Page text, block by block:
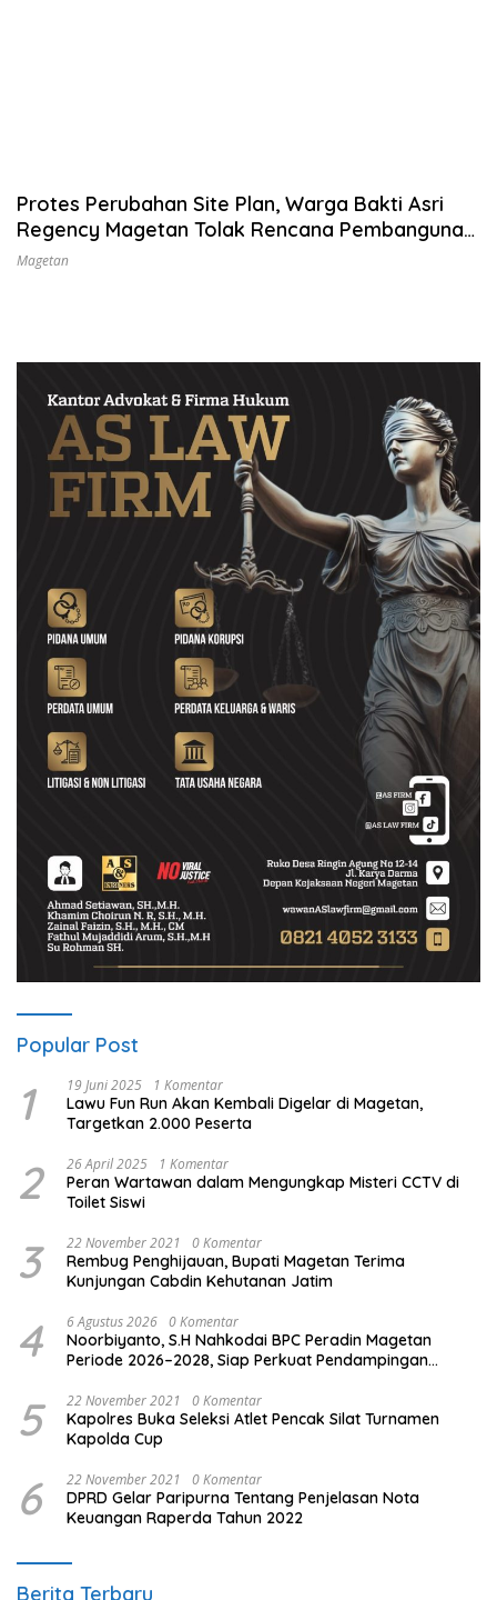
Protes Perubahan Site Plan, Warga Bakti Asri
Regency Magetan Tolak Rencana Pembangunan
Makam
Magetan
Popular Post
1 19 Juni 2025 1 Komentar
Lawu Fun Run Akan Kembali Digelar di Magetan,
Targetkan 2.000 Peserta
2 26 April 2025 1 Komentar
Peran Wartawan dalam Mengungkap Misteri CCTV di
Toilet Siswi
3 22 November 2021 0 Komentar
Rembug Penghijauan, Bupati Magetan Terima
Kunjungan Cabdin Kehutanan Jatim
4 6 Agustus 2026 0 Komentar
Noorbiyanto, S.H Nahkodai BPC Peradin Magetan
Periode 2026–2028, Siap Perkuat Pendampingan
5 22 November 2021 0 Komentar
Kapolres Buka Seleksi Atlet Pencak Silat Turnamen
Kapolda Cup
6 22 November 2021 0 Komentar
DPRD Gelar Paripurna Tentang Penjelasan Nota
Keuangan Raperda Tahun 2022
Berita Terbaru